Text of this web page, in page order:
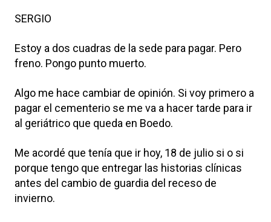
SERGIO
Estoy a dos cuadras de la sede para pagar. Pero
freno. Pongo punto muerto.
Algo me hace cambiar de opinión. Si voy primero a
pagar el cementerio se me va a hacer tarde para ir
al geriátrico que queda en Boedo.
Me acordé que tenía que ir hoy, 18 de julio si o si
porque tengo que entregar las historias clínicas
antes del cambio de guardia del receso de
invierno.